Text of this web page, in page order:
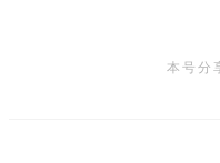
本号分